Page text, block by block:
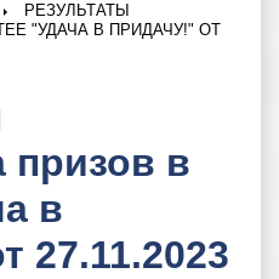
РЕЗУЛЬТАТЫ
"УДАЧА В ПРИДАЧУ!" ОТ
в
в
27.11.2023